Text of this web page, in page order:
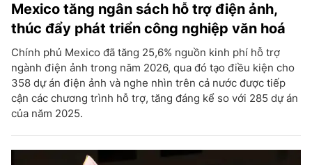
Mexico tăng ngân sách hỗ trợ điện ảnh,
thúc đẩy phát triển công nghiệp văn hoá
Chính phủ Mexico đã tăng 25,6% nguồn kinh phí hỗ trợ
ngành điện ảnh trong năm 2026, qua đó tạo điều kiện cho
358 dự án điện ảnh và nghe nhìn trên cả nước được tiếp
cận các chương trình hỗ trợ, tăng đáng kể so với 285 dự án
của năm 2025.